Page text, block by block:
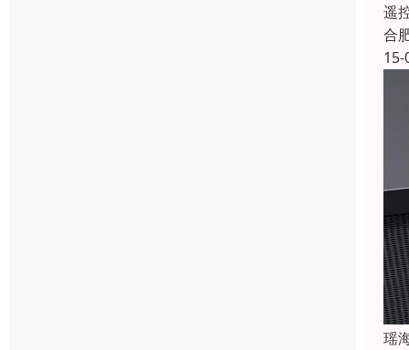
遥
合
15-
瑶